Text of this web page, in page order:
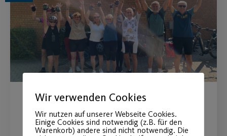
Hitzeschlacht auf zwei
Rädern
Wir verwenden Cookies
Wir nutzen auf unserer Webseite Cookies.
Einige Cookies sind notwendig (z.B. für den
Warenkorb) andere sind nicht notwendig. Die